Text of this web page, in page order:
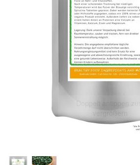
Doppelt antippen zum
vergrößern